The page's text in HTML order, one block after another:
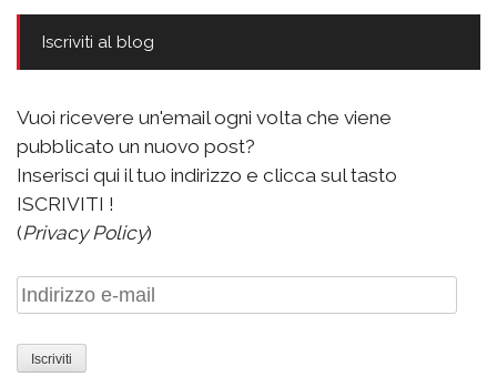
Iscriviti al blog
Vuoi ricevere un'email ogni volta che viene
pubblicato un nuovo post?
Inserisci qui il tuo indirizzo e clicca sul tasto
ISCRIVITI !
(Privacy Policy)
Indirizzo
e-
mail